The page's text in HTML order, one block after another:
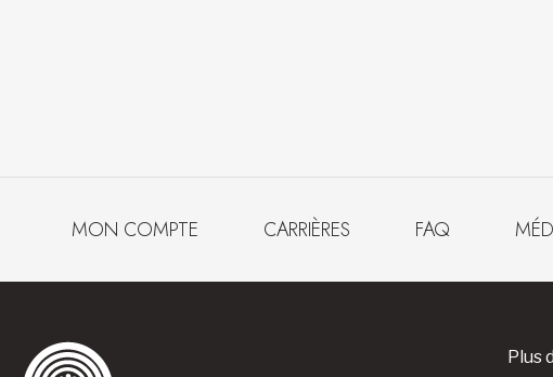
MON COMPTE CARRIÈRES FAQ
Plus